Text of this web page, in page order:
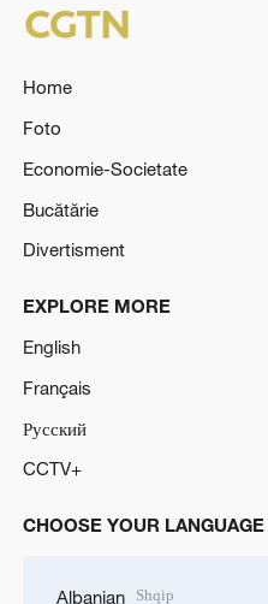
Home
Foto
Economie-Societate
Bucătărie
Divertisment
EXPLORE MORE
English
Français
Русский
CCTV+
CHOOSE YOUR LANGUAGE
Albanian Shqip